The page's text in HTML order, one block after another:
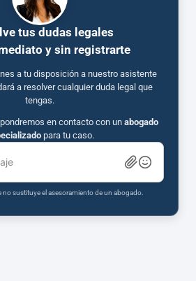
tus dudas legales
y sin registrarte
a tu disposición a nuestro asistente
a resolver cualquier duda legal que
tengas.
en contacto con un abogado
para tu caso.
no sustituye el asesoramiento de un abogado.